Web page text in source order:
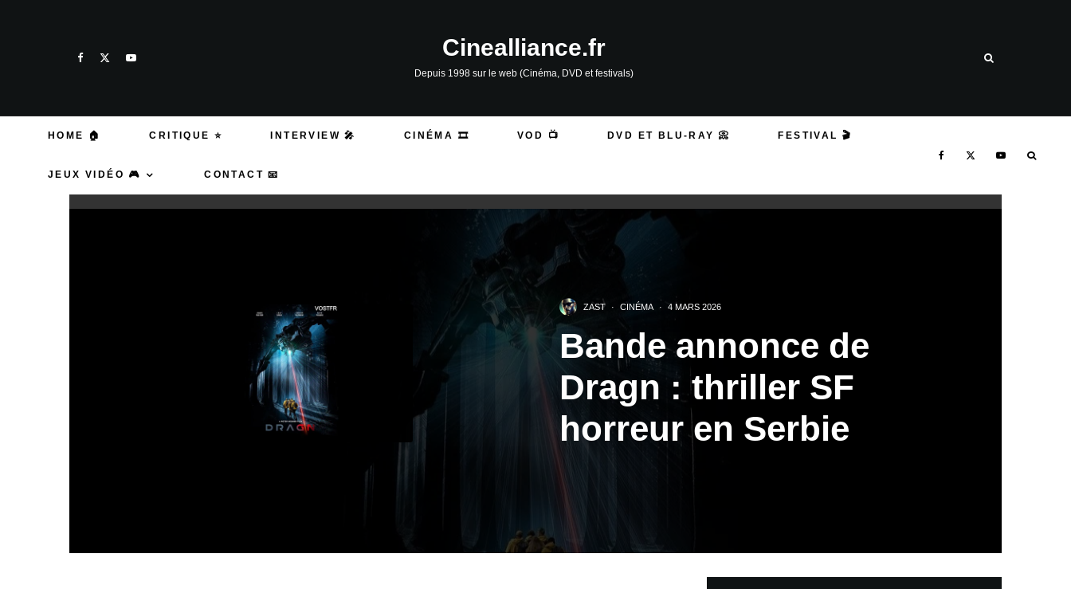
Cinealliance.fr
Depuis 1998 sur le web (Cinéma, DVD et festivals)
HOME 🏠 CRITIQUE ⭐ INTERVIEW 🎤 CINÉMA 🎞️ VOD 📺 DVD ET BLU-RAY 📀 FESTIVAL 🎬
JEUX VIDÉO 🎮 CONTACT 📧
ZAST · CINÉMA · 4 MARS 2026
Bande annonce de
Dragn : thriller SF
horreur en Serbie